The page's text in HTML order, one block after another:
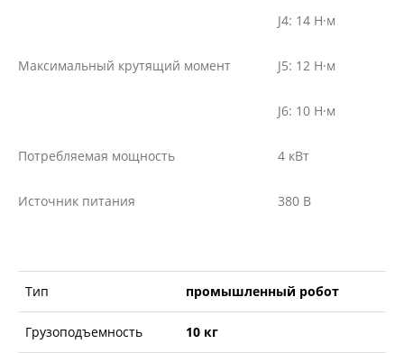
Максимальный крутящий момент
J4: 14 Н·м
J5: 12 Н·м
J6: 10 Н·м
Потребляемая мощность 4 кВт
Источник питания 380 В
Тип промышленный робот
Грузоподъемность 10 кг